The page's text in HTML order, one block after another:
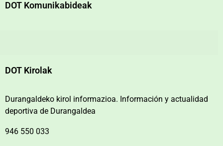
DOT Komunikabideak
DOT Kirolak
Durangaldeko kirol informazioa. Información y actualidad
deportiva de Durangaldea
946 550 033